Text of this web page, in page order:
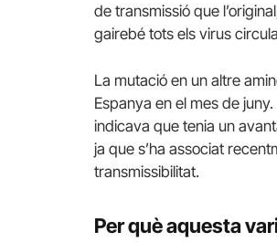
de transmissió que
gairebé tots els virus
La mutació en un altre
Espanya en el mes de
indicava que tenia un
ja que s’ha associat
transmissibilitat.
Per què aquesta